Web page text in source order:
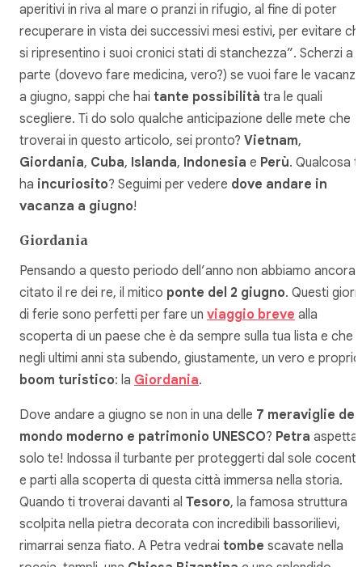
aperitivi in riva al mare o pranzi in rifugio, al fine di poter
recuperare in vista dei successivi mesi estivi, per evitare
si ripresentino i suoi cronici stati di stanchezza”. Scherzi a
parte (dovevo fare medicina, vero?) se vuoi fare le vacanze
a giugno, sappi che hai tante possibilità tra le quali
scegliere. Ti do solo qualche anticipazione delle mete che
troverai in questo articolo, sei pronto? Vietnam,
Giordania, Cuba, Islanda, Indonesia e Perù. Qualcosa ti
ha incuriosito? Seguimi per vedere dove andare in
vacanza a giugno!
Giordania
Pensando a questo periodo dell’anno non abbiamo ancora
citato il re dei re, il mitico ponte del 2 giugno. Questi
di ferie sono perfetti per fare un viaggio breve alla
scoperta di un paese che è da sempre sulla tua lista e che
negli ultimi anni sta subendo, giustamente, un vero e proprio
boom turistico: la Giordania.
Dove andare a giugno se non in una delle 7 meraviglie del
mondo moderno e patrimonio UNESCO? Petra aspetta
solo te! Indossa il turbante per proteggerti dal sole
e parti alla scoperta di questa città immersa nella storia.
Quando ti troverai davanti al Tesoro, la famosa struttura
scolpita nella pietra decorata con incredibili bassorilievi,
rimarrai senza fiato. A Petra vedrai tombe scavate nella